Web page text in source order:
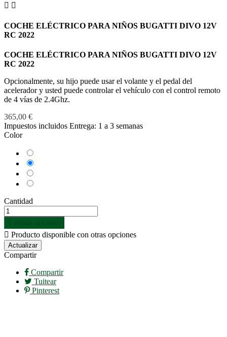
 
COCHE ELÉCTRICO PARA NIÑOS BUGATTI DIVO 12V
RC 2022
COCHE ELÉCTRICO PARA NIÑOS BUGATTI DIVO 12V
RC 2022
Opcionalmente, su hijo puede usar el volante y el pedal del
acelerador y usted puede controlar el vehículo con el control remoto
de 4 vías de 2.4Ghz.
365,00 €
Impuestos incluidos Entrega: 1 a 3 semanas
Color
Cantidad
 Producto disponible con otras opciones
Compartir
Compartir
Tuitear
Pinterest